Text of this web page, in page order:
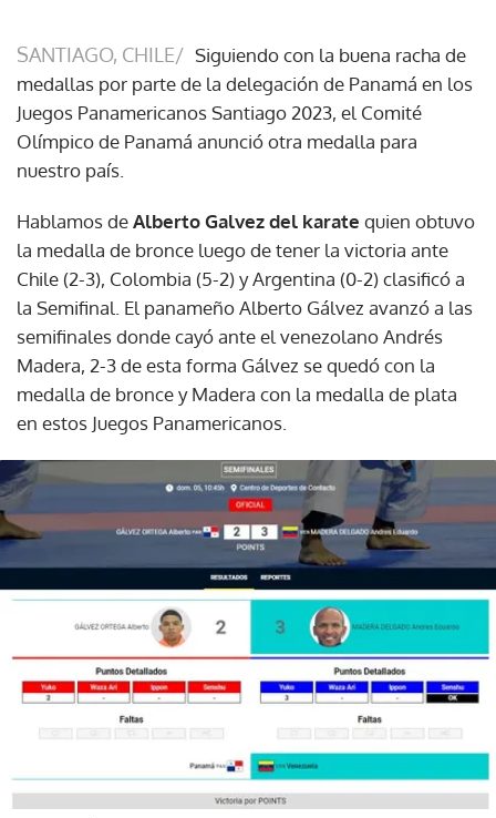
SANTIAGO, CHILE/ Siguiendo con la buena racha de
medallas por parte de la delegación de Panamá en los
Juegos Panamericanos Santiago 2023, el Comité
Olímpico de Panamá anunció otra medalla para
nuestro país.
Hablamos deAlberto Galvez del karate quien obtuvo
la medalla de bronce luego de tener la victoria ante
Chile (2-3), Colombia (5-2) y Argentina (0-2) clasificó a
la Semifinal. El panameño Alberto Gálvez avanzó a las
semifinales donde cayó ante el venezolano Andrés
Madera, 2-3 de esta forma Gálvez se quedó con la
medalla de bronce y Madera con la medalla de plata
en estos Juegos Panamericanos.